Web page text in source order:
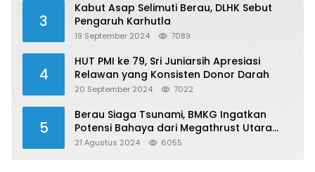
3
Kabut Asap Selimuti Berau, DLHK Sebut
Pengaruh Karhutla
19 September 2024 7089
4
HUT PMI ke 79, Sri Juniarsih Apresiasi
Relawan yang Konsisten Donor Darah
20 September 2024 7022
5
Berau Siaga Tsunami, BMKG Ingatkan
Potensi Bahaya dari Megathrust Utara
Sulawesi
21 Agustus 2024 6055